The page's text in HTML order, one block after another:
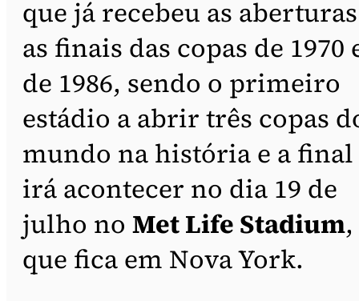
que já recebeu as
as finais das copas de 1970
de 1986, sendo o primeiro
estádio a abrir três copas
mundo na história e a final
irá acontecer no dia 19 de
julho no Met Life Stadium,
que fica em Nova York.